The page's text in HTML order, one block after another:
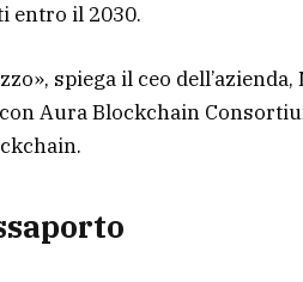
entro il 2030.
spiega il ceo
Aura Blockchain